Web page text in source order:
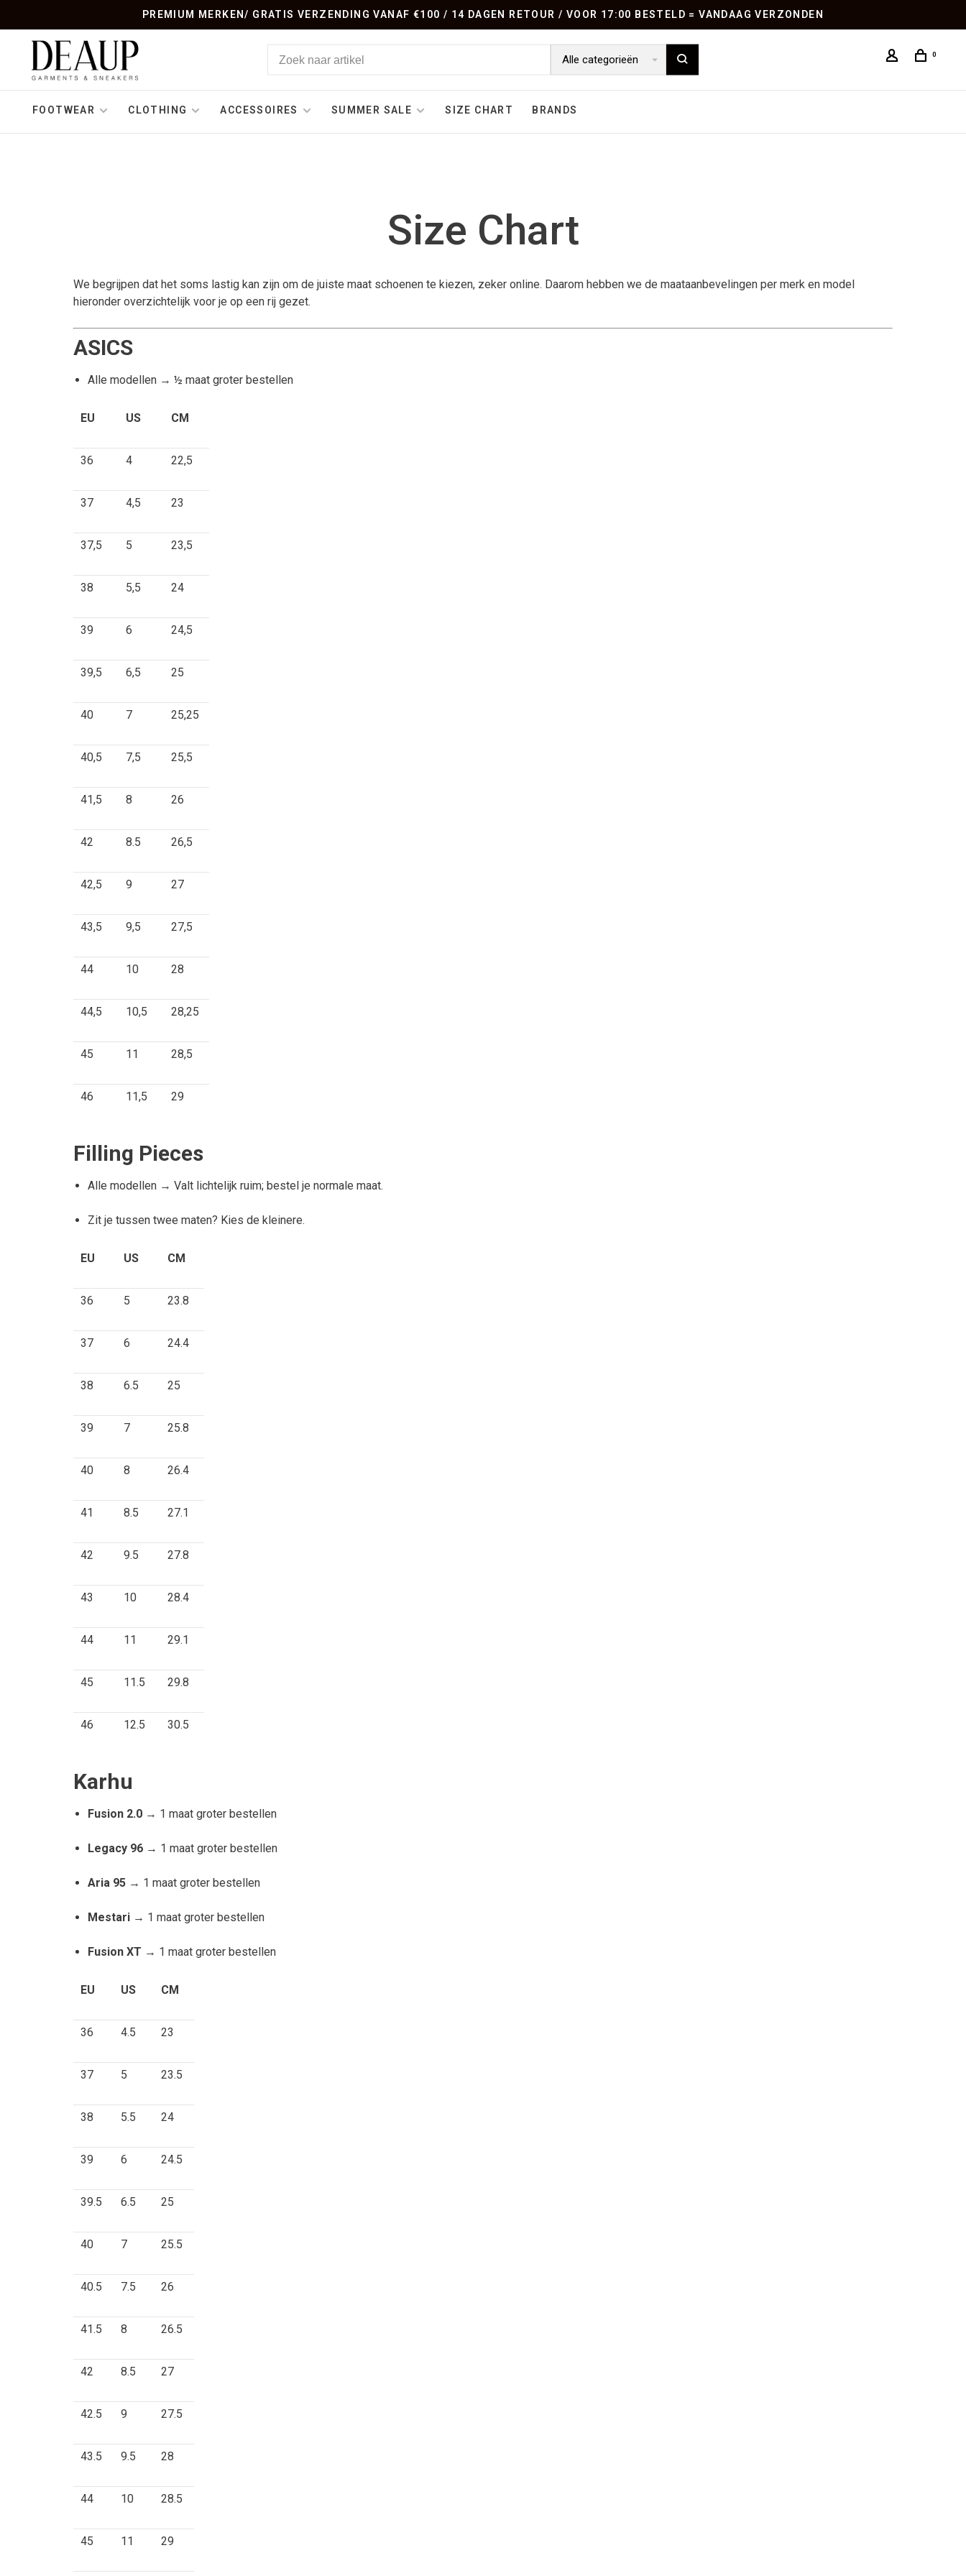
PREMIUM MERKEN/ GRATIS VERZENDING VANAF €100 / 14 DAGEN RETOUR / VOOR 17:00 BESTELD = VANDAAG VERZONDEN
Alle categorieën 0
FOOTWEAR CLOTHING ACCESSOIRES SUMMER SALE SIZE CHART BRANDS
Size Chart
We begrijpen dat het soms lastig kan zijn om de juiste maat schoenen te kiezen, zeker online. Daarom hebben we de maataanbevelingen per merk en model
hieronder overzichtelijk voor je op een rij gezet.
ASICS
Alle modellen → ½ maat groter bestellen
EU US CM
36 4 22,5
37 4,5 23
37,5 5 23,5
38 5,5 24
39 6 24,5
39,5 6,5 25
40 7 25,25
40,5 7,5 25,5
41,5 8 26
42 8.5 26,5
42,5 9 27
43,5 9,5 27,5
44 10 28
44,5 10,5 28,25
45 11 28,5
46 11,5 29
Filling Pieces
Alle modellen → Valt lichtelijk ruim; bestel je normale maat.
Zit je tussen twee maten? Kies de kleinere.
EU US CM
36 5 23.8
37 6 24.4
38 6.5 25
39 7 25.8
40 8 26.4
41 8.5 27.1
42 9.5 27.8
43 10 28.4
44 11 29.1
45 11.5 29.8
46 12.5 30.5
Karhu
Fusion 2.0 → 1 maat groter bestellen
Legacy 96 → 1 maat groter bestellen
Aria 95 → 1 maat groter bestellen
Mestari → 1 maat groter bestellen
Fusion XT → 1 maat groter bestellen
EU US CM
36 4.5 23
37 5 23.5
38 5.5 24
39 6 24.5
39.5 6.5 25
40 7 25.5
40.5 7.5 26
41.5 8 26.5
42 8.5 27
42.5 9 27.5
43.5 9.5 28
44 10 28.5
45 11 29